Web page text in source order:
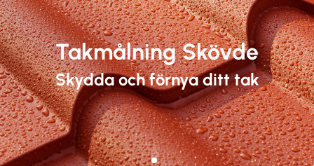
Takmålning Skövde
Skydda och förnya ditt tak